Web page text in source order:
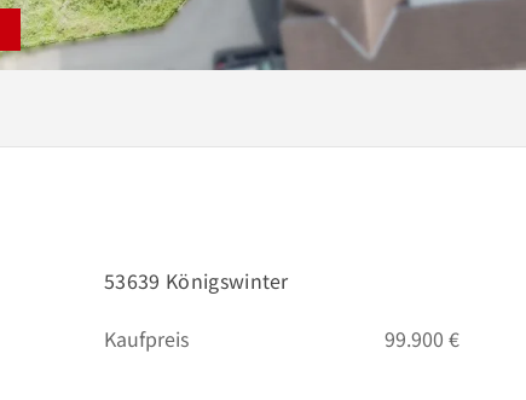
53639 Königswinter
Kaufpreis 99.900 €